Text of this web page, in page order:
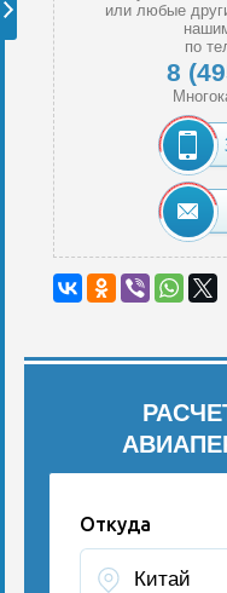
или любые
по
8
Откуда